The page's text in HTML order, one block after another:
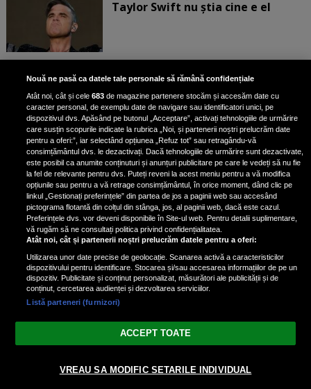
Taylor Swift nu știa cine e el
Bruce Dickinson, solistul trupei
Iron Maiden, şi-a arătat talentul
de scrimer la un concurs în Franţa
Nicki Minaj, acuzată de agresiune
de fostul manager: Detalii șocante
din proces
Nicki Minaj le-a lăudat pe...
Vezi varianta Desktop
© 2026 radiodcnews.ro | Toate drepturile rezervate.
Nouă ne pasă ca datele tale personale să rămână confidențiale
Atât noi, cât și cele683 de magazine partenere stocăm și accesăm date cu
caracter personal, de exemplu date de navigare sau identificatori unici, pe
dispozitivul dvs. Apăsând pe butonul „Acceptare”, activați tehnologiile de urmărire
care susțin scopurile indicate la rubrica „Noi, și partenerii noștri prelucrăm date
pentru a oferi:”, iar selectând opțiunea „Refuz tot” sau retragându-vă
consimțământul dvs. le dezactivați. Dacă tehnologiile de urmărire sunt dezactivate,
este posibil ca anumite conținuturi și anunțuri publicitare pe care le vedeți să nu fie
la fel de relevante pentru dvs. Puteți reveni la acest meniu pentru a vă modifica
opțiunile sau pentru a vă retrage consimțământul, în orice moment, dând clic pe
linkul „Gestionați preferințele” din partea de jos a paginii web sau accesând
pictograma flotantă din colțul din stânga, jos, al paginii web, dacă este cazul.
Preferințele dvs. vor deveni disponibile în Site-ul web. Pentru detalii suplimentare,
vă rugăm să ne consultați politica privind confidențialitatea.
Atât noi, cât și partenerii noștri prelucrăm datele pentru a oferi:
Utilizarea unor date precise de geolocație. Scanarea activă a caracteristicilor
dispozitivului pentru identificare. Stocarea și/sau accesarea informațiilor de pe un
dispozitiv. Publicitate și conținut personalizat, măsurători ale publicității și de
conținut, cercetarea audienței și dezvoltarea serviciilor.
Listă parteneri (furnizori)
ACCEPT TOATE
VREAU SA MODIFIC SETARILE INDIVIDUAL